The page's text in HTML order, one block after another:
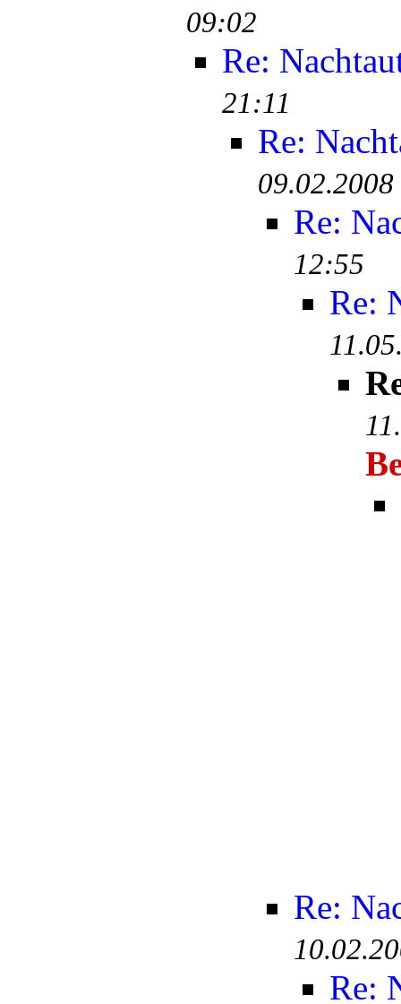
09:02
Re:
21:11
Re:
Re:
12:55
Re:
Re:
Re: